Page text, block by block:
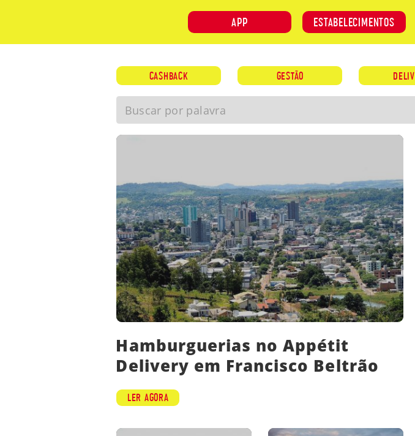
APP ESTABELECIMENTOS
INÍCIO SOBRE NÓS VANTAGENS
CASHBACK GESTÃO
Buscar por palavra
Hamburguerias no Appétit
Delivery em Francisco Beltrão
LER AGORA